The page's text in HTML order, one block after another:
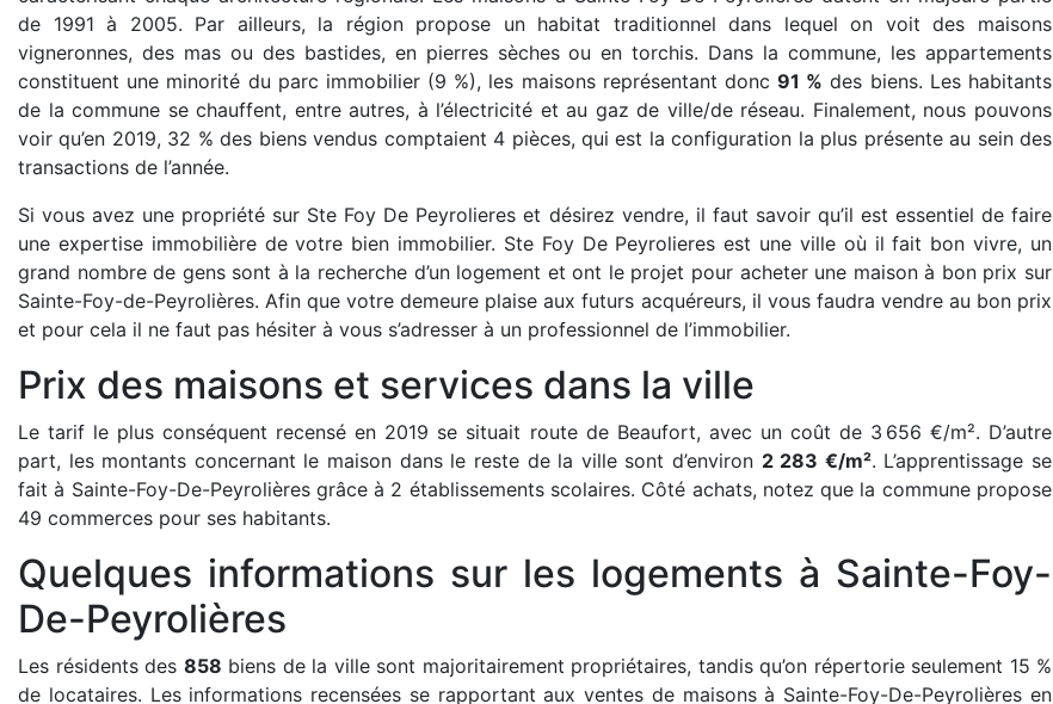
de 1991 à 2005. Par ailleurs, la région propose un habitat traditionnel dans lequel on voit des maisons
vigneronnes, des mas ou des bastides, en pierres sèches ou en torchis. Dans la commune, les appartements
constituent une minorité du parc immobilier (9 %), les maisons représentant donc91 % des biens. Les habitants
de la commune se chauffent, entre autres, à l’électricité et au gaz de ville/de réseau. Finalement, nous pouvons
voir qu’en 2019, 32 % des biens vendus comptaient 4 pièces, qui est la configuration la plus présente au sein des
transactions de l’année.
Si vous avez une propriété sur Ste Foy De Peyrolieres et désirez vendre, il faut savoir qu’il est essentiel de faire
une expertise immobilière de votre bien immobilier. Ste Foy De Peyrolieres est une ville où il fait bon vivre, un
grand nombre de gens sont à la recherche d’un logement et ont le projet pour acheter une maison à bon prix sur
Sainte-Foy-de-Peyrolières. Afin que votre demeure plaise aux futurs acquéreurs, il vous faudra vendre au bon prix
et pour cela il ne faut pas hésiter à vous s’adresser à un professionnel de l’immobilier.
Prix des maisons et services dans la ville
Le tarif le plus conséquent recensé en 2019 se situait route de Beaufort, avec un coût de 3 656 €/m². D’autre
part, les montants concernant le maison dans le reste de la ville sont d’environ 2 283 €/m². L’apprentissage se
fait à Sainte-Foy-De-Peyrolières grâce à 2 établissements scolaires. Côté achats, notez que la commune propose
49 commerces pour ses habitants.
Quelques informations sur les logements à Sainte-Foy-
De-Peyrolières
Les résidents des 858 biens de la ville sont majoritairement propriétaires, tandis qu’on répertorie seulement 15 %
de locataires. Les informations recensées se rapportant aux ventes de maisons à Sainte-Foy-De-Peyrolières en